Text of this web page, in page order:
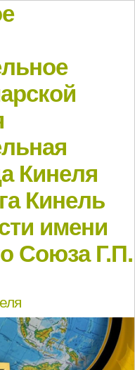
Кинеля
Кинель
имени
Союза Г.П.